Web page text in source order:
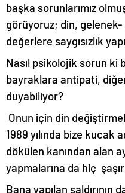
başka sorunlarımız
görüyoruz; din,
değerlere saygısızlık
Nasıl psikolojik sorun ki
bayraklara antipati,
duyabiliyor?
Onun için din
1989 yılında bize kucak
dökülen kanından alan ay
yapmalarına da hiç
Bana yapılan saldırının